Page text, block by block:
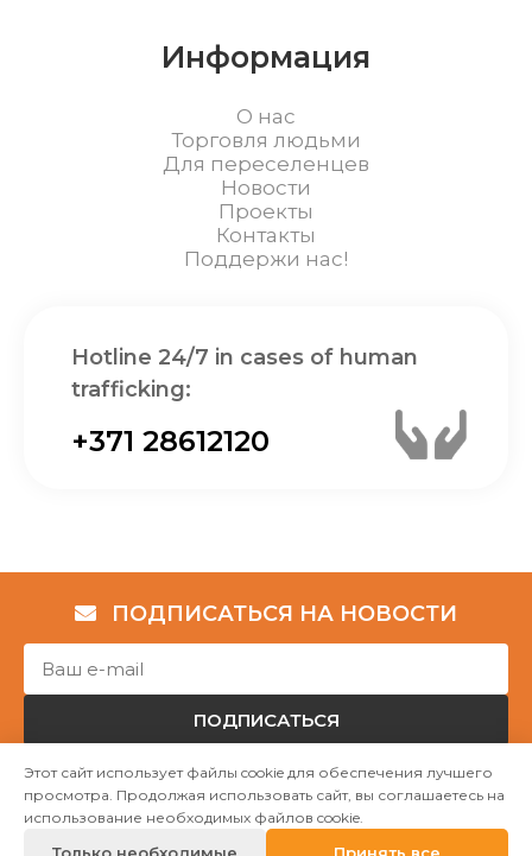
Информация
О нас
Торговля людьми
Для переселенцев
Новости
Проекты
Контакты
Поддержи нас!
Hotline 24/7 in cases of human
trafficking:
+371 28612120
ПОДПИСАТЬСЯ НА НОВОСТИ
ПОДПИСАТЬСЯ
Авторские права © НГО „Убежище "Надёжный дом""
Этот сайт использует файлы cookie для обеспечения лучшего
просмотра. Продолжая использовать сайт, вы соглашаетесь на
использование необходимых файлов cookie.